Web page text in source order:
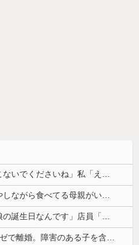
弟の婚約者の親「将来頼ってこないでくださいね」私「え…そんなつもりありませんけど？」→突然の一言に場の空気が凍りつき…
フードコートで赤ちゃんをあやしながら食べてる母親がいたので、「赤ちゃん抱っこしますよ」と声掛けたら...
レストランで。夫婦「今日は娘の誕生日なんです」店員「少々お待ちください」→運ばれてきた"あるもの"に思わず涙がこぼれて…
5人子持ちの義弟嫁がノイローゼで離婚。障害のある子を含む3人の子どもを預かることになったのだが...